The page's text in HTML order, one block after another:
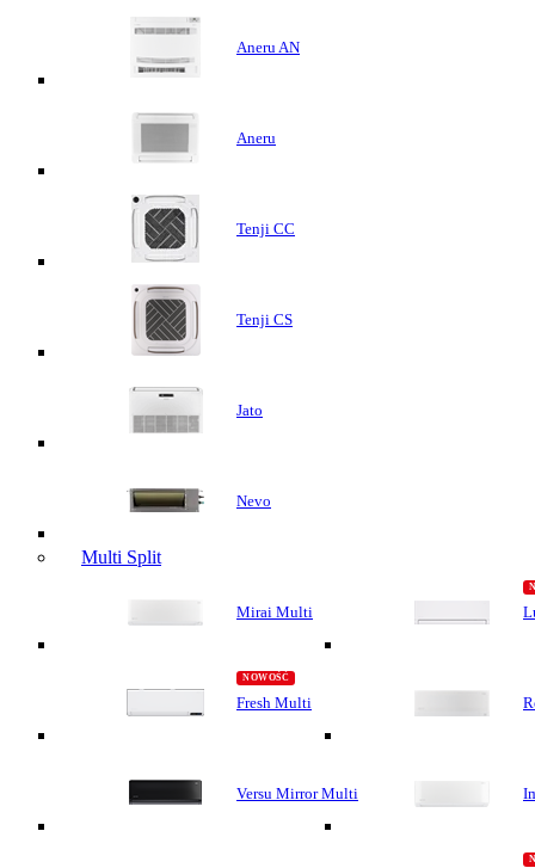
Aneru AN
Aneru
Tenji CC
Tenji CS
Jato
Nevo
Multi Split
Mirai Multi
Fresh Multi
Versu Mirror Multi